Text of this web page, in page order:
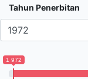
Tahun Penerbitan
1 972